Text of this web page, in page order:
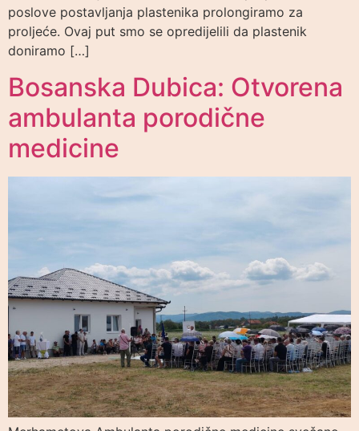
poslove postavljanja plastenika prolongiramo za
proljeće. Ovaj put smo se opredijelili da plastenik
doniramo […]
Bosanska Dubica: Otvorena
ambulanta porodične
medicine